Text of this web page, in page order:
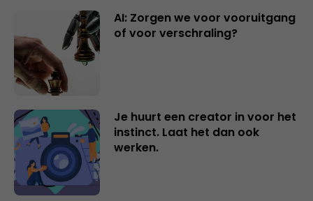
AI: Zorgen we voor vooruitgang
of voor verschraling?
Je huurt een creator in voor het
instinct. Laat het dan ook
werken.